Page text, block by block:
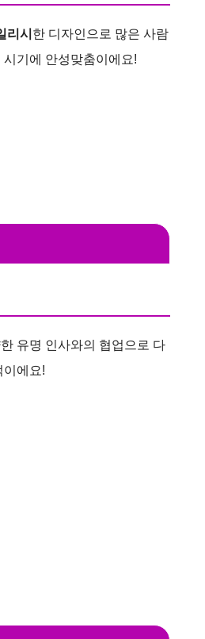
리시 한 디자인으로 많은 사람
기에 안성맞춤이에요!
유명 인사와의 협업으로 다
이에요!